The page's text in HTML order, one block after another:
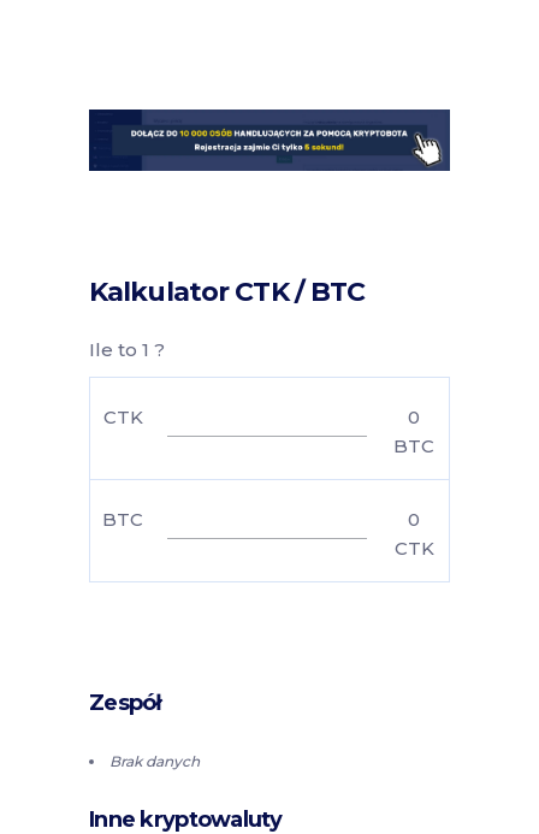
Kalkulator CTK / BTC
Ile to 1 ?
CTK
0
BTC
BTC
0
CTK
Zespół
Brak danych
Inne kryptowaluty